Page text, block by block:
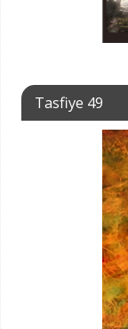
Tasfiye 49